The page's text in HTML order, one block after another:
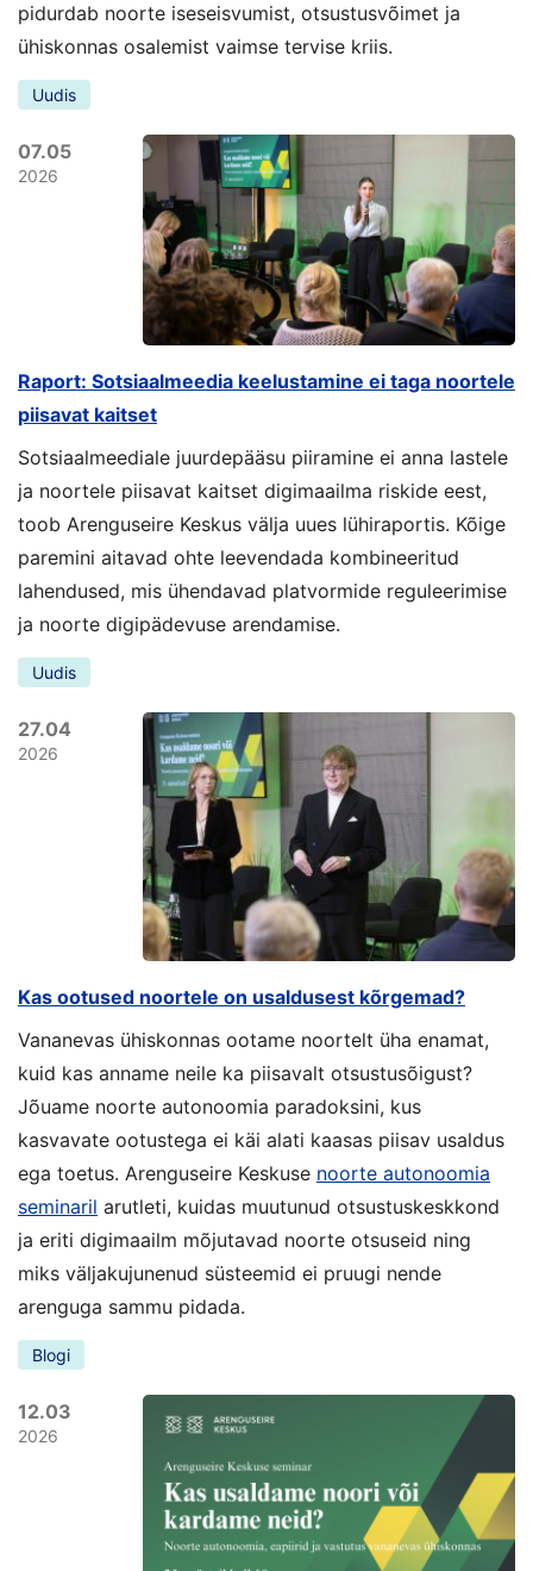
pidurdab noorte iseseisvumist, otsustusvõimet ja
ühiskonnas osalemist vaimse tervise kriis.
Uudis
07.05
2026
Raport: Sotsiaalmeedia keelustamine ei taga noortele
piisavat kaitset
Sotsiaalmeediale juurdepääsu piiramine ei anna lastele
ja noortele piisavat kaitset digimaailma riskide eest,
toob Arenguseire Keskus välja uues lühiraportis. Kõige
paremini aitavad ohte leevendada kombineeritud
lahendused, mis ühendavad platvormide reguleerimise
ja noorte digipädevuse arendamise.
Uudis
27.04
2026
Kas ootused noortele on usaldusest kõrgemad?
Vananevas ühiskonnas ootame noortelt üha enamat,
kuid kas anname neile ka piisavalt otsustusõigust?
Jõuame noorte autonoomia paradoksini, kus
kasvavate ootustega ei käi alati kaasas piisav usaldus
ega toetus. Arenguseire Keskuse noorte autonoomia
seminaril arutleti, kuidas muutunud otsustuskeskkond
ja eriti digimaailm mõjutavad noorte otsuseid ning
miks väljakujunenud süsteemid ei pruugi nende
arenguga sammu pidada.
Blogi
12.03
2026